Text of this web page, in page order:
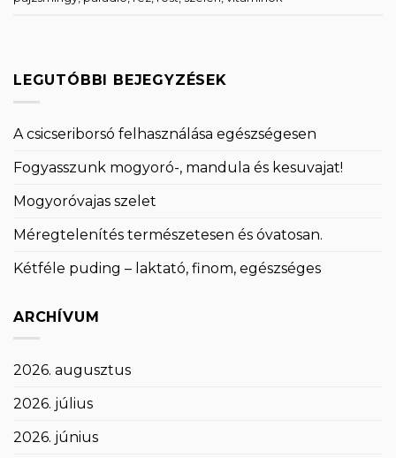
LEGUTÓBBI BEJEGYZÉSEK
A csicseriborsó felhasználása egészségesen
Fogyasszunk mogyoró-, mandula és kesuvajat!
Mogyoróvajas szelet
Méregtelenítés természetesen és óvatosan.
Kétféle puding – laktató, finom, egészséges
ARCHÍVUM
2026. augusztus
2026. július
2026. június